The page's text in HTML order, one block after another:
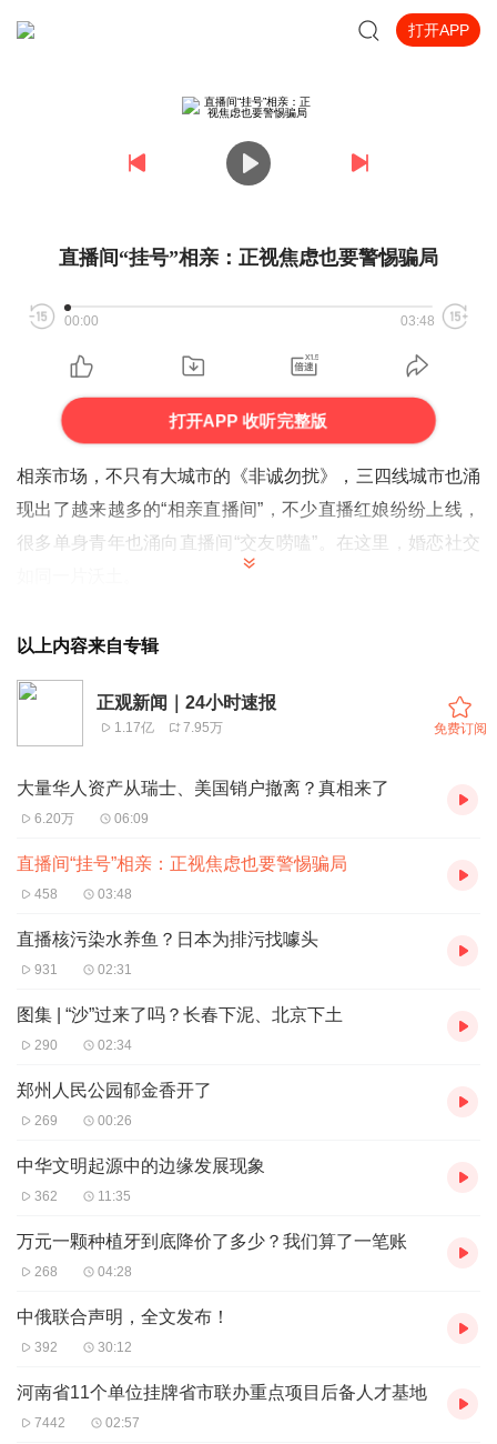
打开APP
直播间“挂号”相亲：正视焦虑也要警惕骗局
00:00 03:48
打开APP 收听完整版
相亲市场，不只有大城市的《非诚勿扰》，三四线城市也涌
现出了越来越多的“相亲直播间”，不少直播红娘纷纷上线，
很多单身青年也涌向直播间“交友唠嗑”。在这里，婚恋社交
沂有名的相亲主播王孟阁的直播间为例，每场直播安排10名
到20名男嘉宾到现场，不限制女嘉宾到场人数，而实际上经
常没有女嘉宾到场。男嘉宾不仅人多，具体条件也与女嘉宾
有较大差距：同样是30岁左右的年龄段，女嘉宾基本是大
专、本科，甚至研究生学历，有的在大城市上班月薪过万，
有的在老家体制内有编制，自身条件不错，但男嘉宾们却通
果对女方还有较高要求，脱单就比较难。
查数据显示，20岁至40岁适婚年龄的男性人口比女性多
1752万人。当然，多和少是相对的，三四线城市男嘉宾相
对“过剩”的情况与大城市的相亲市场正好相反。我身边有女
性朋友也在相亲网站报过名，交过几万元的会员费，长期的
很多，而与之匹配的单身男士则是稀缺资源。两相对照，恰
同时，基层女性有越来越强烈的自我提升要求。面对婚恋问
婚姻态度的转变，也从一个侧面映射出基层单身男性面临的
婚恋困境。当小城镇和农村的单身男青年们涌向相亲直播
间，吞吞吐吐地提出要求时，可能才猛然发现，只有降低要
求，才可能获得相亲机会。
子。哪里有焦虑，哪里就有骗局。有人专门在相亲直播间寻
以上内容来自专辑
正观新闻｜24小时速报
1.17亿 7.95万 免费订阅
大量华人资产从瑞士、美国销户撤离？真相来了
6.20万 06:09
直播间“挂号”相亲：正视焦虑也要警惕骗局
458 03:48
直播核污染水养鱼？日本为排污找噱头
931 02:31
图集 | “沙”过来了吗？长春下泥、北京下土
290 02:34
郑州人民公园郁金香开了
269 00:26
中华文明起源中的边缘发展现象
362 11:35
万元一颗种植牙到底降价了多少？我们算了一笔账
268 04:28
中俄联合声明，全文发布！
392 30:12
河南省11个单位挂牌省市联办重点项目后备人才基地
7442 02:57